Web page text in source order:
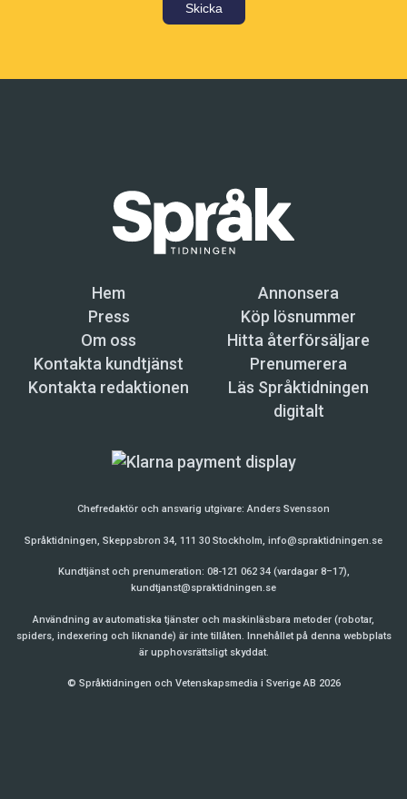
Skicka
Hem
Annonsera
Press
Köp lösnummer
Om oss
Hitta återförsäljare
Kontakta kundtjänst
Prenumerera
Kontakta redaktionen
Läs Språktidningen
digitalt
Chefredaktör och ansvarig utgivare:Anders Svensson
Språktidningen, Skeppsbron 34, 111 30 Stockholm, info@spraktidningen.se
Kundtjänst och prenumeration: 08-121 062 34 (vardagar 8–17),
kundtjanst@spraktidningen.se
Användning av automatiska tjänster och maskinläsbara metoder (robotar,
spiders, indexering och liknande) är inte tillåten. Innehållet på denna webbplats
är upphovsrättsligt skyddat.
© Språktidningen och Vetenskapsmedia i Sverige AB 2026